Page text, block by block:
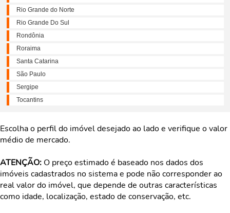
Rio Grande do Norte
Rio Grande Do Sul
Rondônia
Roraima
Santa Catarina
São Paulo
Sergipe
Tocantins
Escolha o perfil do imóvel desejado ao lado e verifique o valor
médio de mercado.
ATENÇÃO: O preço estimado é baseado nos dados dos
imóveis cadastrados no sistema e pode não corresponder ao
real valor do imóvel, que depende de outras características
como idade, localização, estado de conservação, etc.